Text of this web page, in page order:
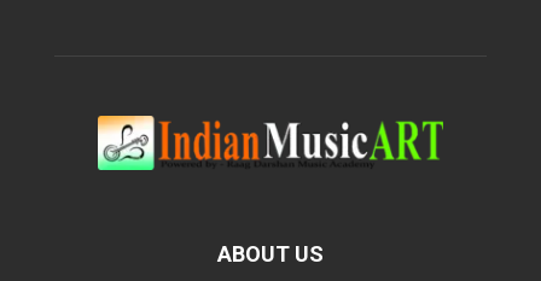
ABOUT US